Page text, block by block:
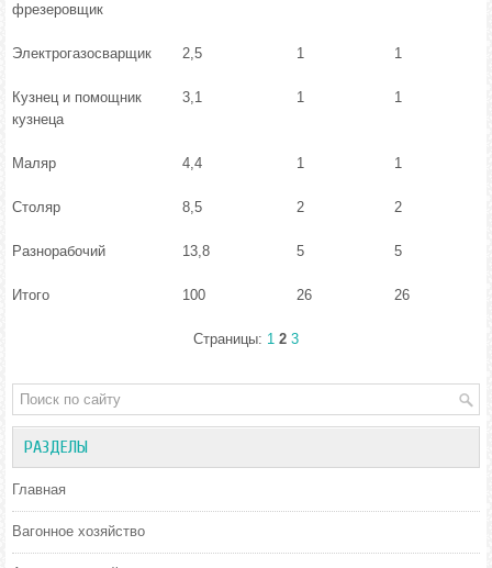
фрезеровщик
Электрогазосварщик 2,5 1 1
Кузнец и помощник
кузнеца
3,1 1 1
Маляр 4,4 1 1
Столяр 8,5 2 2
Разнорабочий 13,8 5 5
Итого 100 26 26
Страницы: 1 2 3
РАЗДЕЛЫ
Главная
Вагонное хозяйство